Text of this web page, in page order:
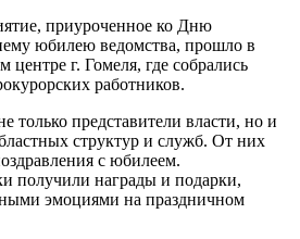
приуроченное ко Дню
юбилею ведомства, прошло в
центре г. Гомеля, где собрались
работников.
только представители власти, но и
структур и служб. От них
с юбилеем.
получили награды и подарки,
эмоциями на праздничном